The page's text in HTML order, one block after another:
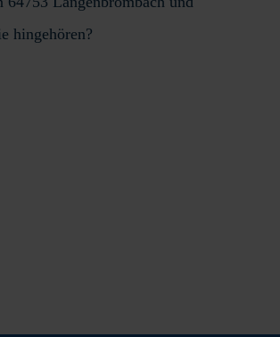
hingehören?